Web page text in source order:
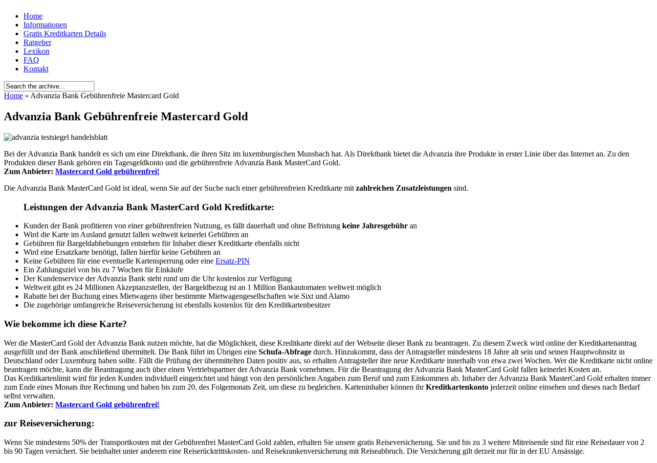
Home
Informationen
Gratis Kreditkarten Details
Ratgeber
Lexikon
FAQ
Kontakt
Home » Advanzia Bank Gebührenfreie Mastercard Gold
Advanzia Bank Gebührenfreie Mastercard Gold
Bei der Advanzia Bank handelt es sich um eine Direktbank, die ihren Sitz im luxemburgischen Munsbach hat. Als Direktbank bietet die Advanzia ihre Produkte in erster Linie über das Internet an. Zu den
Produkten dieser Bank gehören ein Tagesgeldkonto und die gebührenfreie Advanzia Bank MasterCard Gold.
Zum Anbieter: Mastercard Gold gebührenfrei!
Die Advanzia Bank MasterCard Gold ist ideal, wenn Sie auf der Suche nach einer gebührenfreien Kreditkarte mit zahlreichen Zusatzleistungen sind.
Leistungen der Advanzia Bank MasterCard Gold Kreditkarte:
Kunden der Bank profitieren von einer gebührenfreien Nutzung, es fällt dauerhaft und ohne Befristung keine Jahresgebühr an
Wird die Karte im Ausland genutzt fallen weltweit keinerlei Gebühren an
Gebühren für Bargeldabhebungen entstehen für Inhaber dieser Kreditkarte ebenfalls nicht
Wird eine Ersatzkarte benötigt, fallen hierfür keine Gebühren an
Keine Gebühren für eine eventuelle Kartensperrung oder eine Ersatz-PIN
Ein Zahlungsziel von bis zu 7 Wochen für Einkäufe
Der Kundenservice der Advanzia Bank steht rund um die Uhr kostenlos zur Verfügung
Weltweit gibt es 24 Millionen Akzeptanzstellen, der Bargeldbezug ist an 1 Million Bankautomaten weltweit möglich
Rabatte bei der Buchung eines Mietwagens über bestimmte Mietwagengesellschaften wie Sixt und Alamo
Die zugehörige umfangreiche Reiseversicherung ist ebenfalls kostenlos für den Kreditkartenbesitzer
Wie bekomme ich diese Karte?
Wer die MasterCard Gold der Advanzia Bank nutzen möchte, hat die Möglichkeit, diese Kreditkarte direkt auf der Webseite dieser Bank zu beantragen. Zu diesem Zweck wird online der Kreditkartenantrag
ausgefüllt und der Bank anschließend übermittelt. Die Bank führt im Übrigen eine Schufa-Abfrage durch. Hinzukommt, dass der Antragsteller mindestens 18 Jahre alt sein und seinen Hauptwohnsitz in
Deutschland oder Luxemburg haben sollte. Fällt die Prüfung der übermittelten Daten positiv aus, so erhalten Antragsteller ihre neue Kreditkarte innerhalb von etwa zwei Wochen. Wer die Kreditkarte nicht online
beantragen möchte, kann die Beantragung auch über einen Vertriebspartner der Advanzia Bank vornehmen. Für die Beantragung der Advanzia Bank MasterCard Gold fallen keinerlei Kosten an.
Das Kreditkartenlimit wird für jeden Kunden individuell eingerichtet und hängt von den persönlichen Angaben zum Beruf und zum Einkommen ab. Inhaber der Advanzia Bank MasterCard Gold erhalten immer
zum Ende eines Monats ihre Rechnung und haben bis zum 20. des Folgemonats Zeit, um diese zu begleichen. Karteninhaber können ihrKreditkartenkonto jederzeit online einsehen und dieses nach Bedarf
selbst verwalten.
Zum Anbieter: Mastercard Gold gebührenfrei!
zur Reiseversicherung:
Wenn Sie mindestens 50% der Transportkosten mit der Gebührenfrei MasterCard Gold zahlen, erhalten Sie unsere gratis Reiseversicherung. Sie und bis zu 3 weitere Mitreisende sind für eine Reisedauer von 2
bis 90 Tagen versichert. Sie beinhaltet unter anderem eine Reiserücktrittskosten- und Reisekrankenversicherung mit Reiseabbruch. Die Versicherung gilt derzeit nur für in der EU Ansässige.